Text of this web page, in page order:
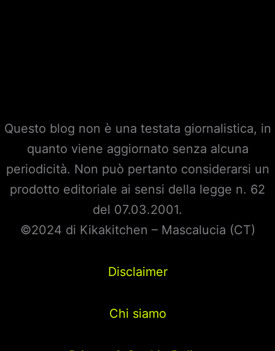
Questo blog non è una testata giornalistica, in
quanto viene aggiornato senza alcuna
periodicità. Non può pertanto considerarsi un
prodotto editoriale ai sensi della legge n. 62
del 07.03.2001.
©2024 di Kikakitchen – Mascalucia (CT)
Disclaimer
Chi siamo